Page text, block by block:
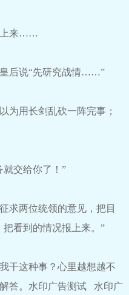
上来……
后说“先研究战情……”
为用长剑乱砍一阵完事；
交给你了！”
求两位统领的意见，把目
看到的情况报上来。”
干这种事？心里越想越不
答。水印广告测试 水印广